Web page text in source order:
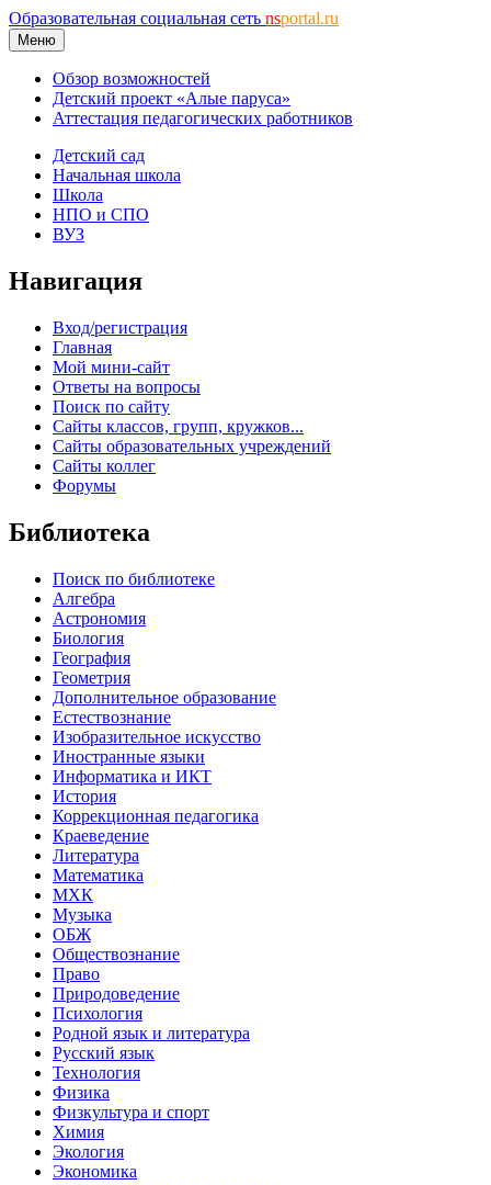
Образовательная социальная сеть nsportal.ru
Меню
Обзор возможностей
Детский проект «Алые паруса»
Аттестация педагогических работников
Детский сад
Начальная школа
Школа
НПО и СПО
ВУЗ
Навигация
Вход/регистрация
Главная
Мой мини-сайт
Ответы на вопросы
Поиск по сайту
Сайты классов, групп, кружков...
Сайты образовательных учреждений
Сайты коллег
Форумы
Библиотека
Поиск по библиотеке
Алгебра
Астрономия
Биология
География
Геометрия
Дополнительное образование
Естествознание
Изобразительное искусство
Иностранные языки
Информатика и ИКТ
История
Коррекционная педагогика
Краеведение
Литература
Математика
МХК
Музыка
ОБЖ
Обществознание
Право
Природоведение
Психология
Родной язык и литература
Русский язык
Технология
Физика
Физкультура и спорт
Химия
Экология
Экономика